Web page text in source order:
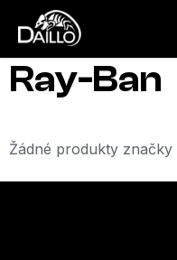
obsah
Ray-Ban
Žádné produkty značky